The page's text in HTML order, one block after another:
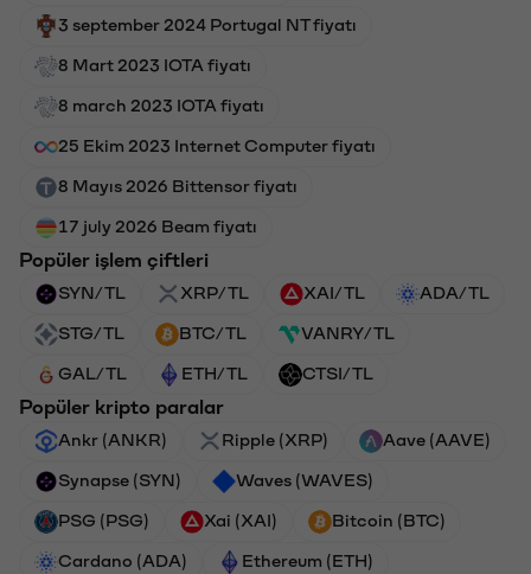
3 september 2024 Portugal NT fiyatı
8 Mart 2023 IOTA fiyatı
8 march 2023 IOTA fiyatı
25 Ekim 2023 Internet Computer fiyatı
8 Mayıs 2026 Bittensor fiyatı
17 july 2026 Beam fiyatı
Popüler işlem çiftleri
SYN/TL XRP/TL XAI/TL ADA/TL
STG/TL BTC/TL VANRY/TL
GAL/TL ETH/TL CTSI/TL
Popüler kripto paralar
Ankr (ANKR) Ripple (XRP) Aave (AAVE)
Synapse (SYN) Waves (WAVES)
PSG (PSG) Xai (XAI) Bitcoin (BTC)
Cardano (ADA) Ethereum (ETH)